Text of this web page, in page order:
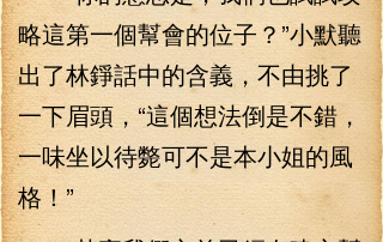
略這第一個幫會的位子？”小默聽
出了林錚話中的含義，不由挑了
一下眉頭，“這個想法倒是不錯，
一味坐以待斃可不是本小姐的風
格！”